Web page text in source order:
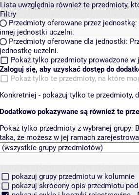
Lista uwzględnia również te przedmioty,
Filtry
Przedmioty oferowane przez jednostkę:
innej jednostki uczelni.
Przedmioty oferowane dla jednostki:
jednostkę uczelni.
Pokaż tylko przedmioty prowadzone w
Zaloguj się, aby uzyskać dostęp do
Pokaż tylko te przedmioty, na które
Konkretniej - pokazuj tylko te przedmioty,
Dodatkowo pokazywane są również te
Pokaż tylko przedmioty z wybranej grupy:
taka, że możesz w jej ramach
pokazuj grupy przedmiotu w kolumnie
pokazuj skrócony opis przedmiotu